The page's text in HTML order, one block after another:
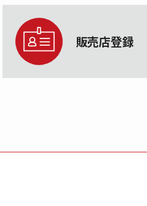
販売店登録